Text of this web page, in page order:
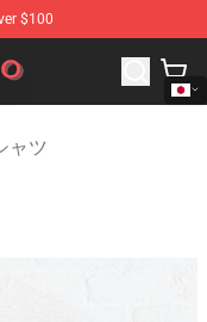
$100
Shop
ャツ